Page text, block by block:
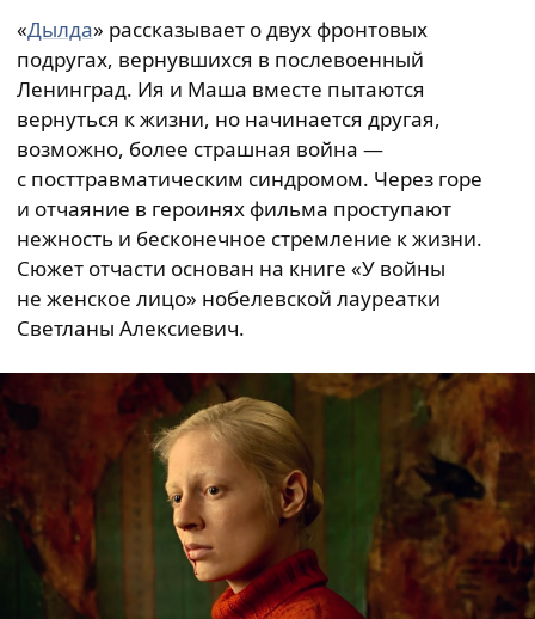
«Дылда» рассказывает о двух фронтовых
подругах, вернувшихся в послевоенный
Ленинград. Ия и Маша вместе пытаются
вернуться к жизни, но начинается другая,
возможно, более страшная война —
с посттравматическим синдромом. Через горе
и отчаяние в героинях фильма проступают
нежность и бесконечное стремление к жизни.
Сюжет отчасти основан на книге «У войны
не женское лицо» нобелевской лауреатки
Светланы Алексиевич.